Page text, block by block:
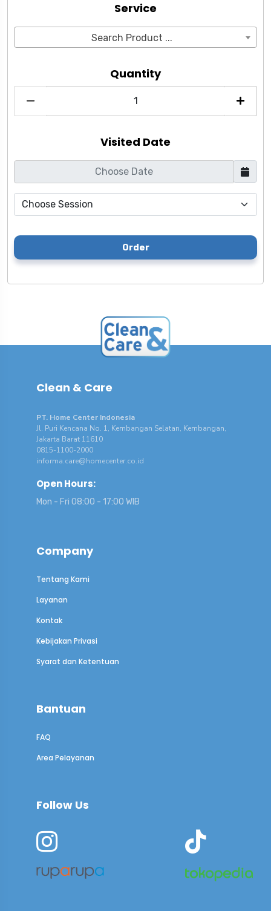
Service
Search Product ...
Quantity
Visited Date
Order
Clean & Care
PT. Home Center Indonesia
Jl. Puri Kencana No. 1, Kembangan Selatan, Kembangan,
Jakarta Barat 11610
0815-1100-2000
informa.care@homecenter.co.id
Open Hours:
Mon - Fri 08:00 - 17:00 WIB
Company
Tentang Kami
Layanan
Kontak
Kebijakan Privasi
Syarat dan Ketentuan
Bantuan
FAQ
Area Pelayanan
Follow Us